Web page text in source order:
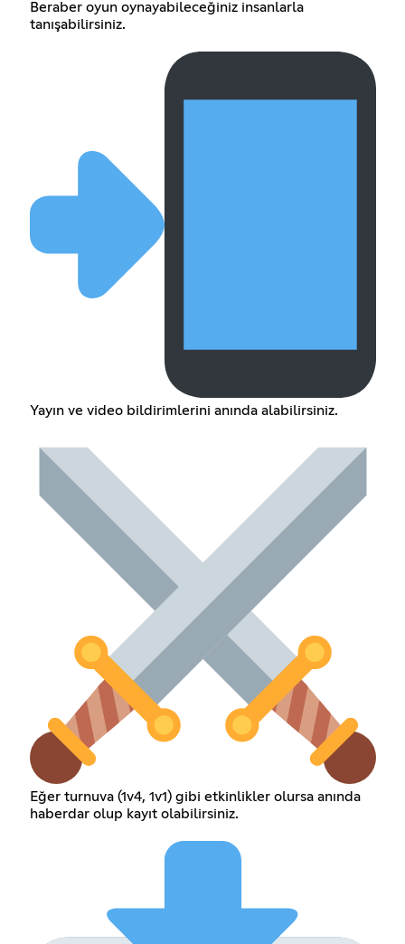
Beraber oyun oynayabileceğiniz insanlarla
tanışabilirsiniz.
Yayın ve video bildirimlerini anında alabilirsiniz.
Eğer turnuva (1v4, 1v1) gibi etkinlikler olursa anında
haberdar olup kayıt olabilirsiniz.